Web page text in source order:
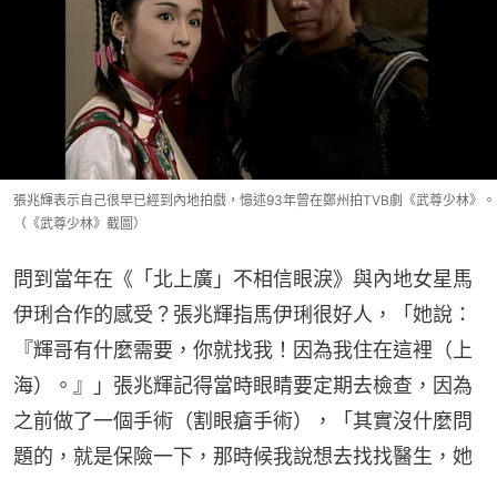
張兆輝表示自己很早已經到內地拍戲，憶述93年曾在鄭州拍TVB劇《武尊少林》。
（《武尊少林》截圖）
問到當年在《「北上廣」不相信眼淚》與內地女星馬
伊琍合作的感受？張兆輝指馬伊琍很好人，「她說：
『輝哥有什麼需要，你就找我！因為我住在這裡（上
海）。』」張兆輝記得當時眼睛要定期去檢查，因為
之前做了一個手術（割眼瘡手術），「其實沒什麼問
題的，就是保險一下，那時候我說想去找找醫生，她